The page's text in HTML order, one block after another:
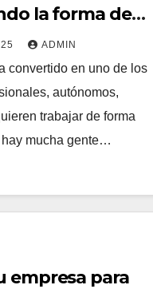
la forma de
ADMIN
convertido en uno de los
autónomos,
trabajar de forma
mucha gente…
empresa para